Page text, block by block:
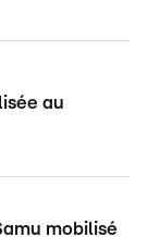
au
mobilisé